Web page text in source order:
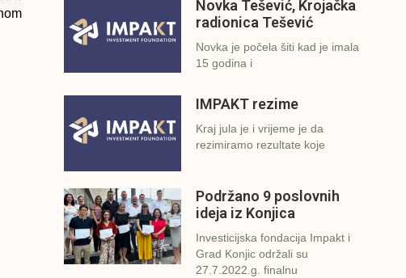
Novka Tešević, Krojačka
radionica Tešević
Novka je počela šiti kad je imala
15 godina i
IMPAKT rezime
Kraj jula je i vrijeme je da
rezimiramo rezultate koje
Podržano 9 poslovnih
ideja iz Konjica
Investicijska fondacija Impakt i
Grad Konjic održali su
27.7.2022.g. finalnu